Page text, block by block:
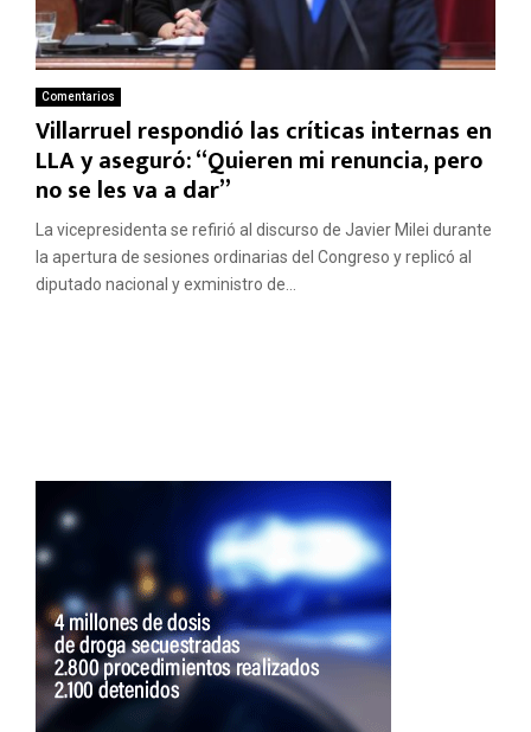
Comentarios
Villarruel respondió las críticas internas en
LLA y aseguró: “Quieren mi renuncia, pero
no se les va a dar”
La vicepresidenta se refirió al discurso de Javier Milei durante
la apertura de sesiones ordinarias del Congreso y replicó al
diputado nacional y exministro de...